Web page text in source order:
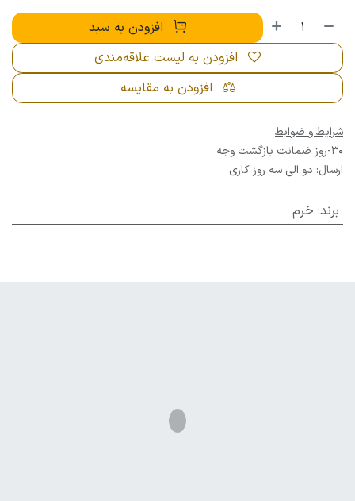
افزودن به سبد
افزودن به مقایسه
افزودن به لیست علاقه‌مندی
شرایط و ضوابط
30-روز ضمانت بازگشت وجه
ارسال: دو الی سه روز کاری
برند: خرم